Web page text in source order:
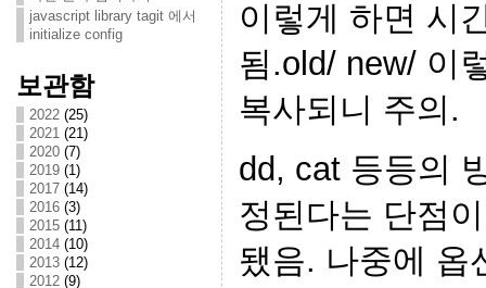
javascript library tagit 에서
initialize config
보관함
2022(25)
2021(21)
2020(7)
2019(1)
2017(14)
2016(3)
2015(11)
2014(10)
2013(12)
2012(9)
이렇게 하면 시
됨.old/ new/ 이
복사되니 주의.
dd, cat 등등의
정된다는 단점
됐음. 나중에